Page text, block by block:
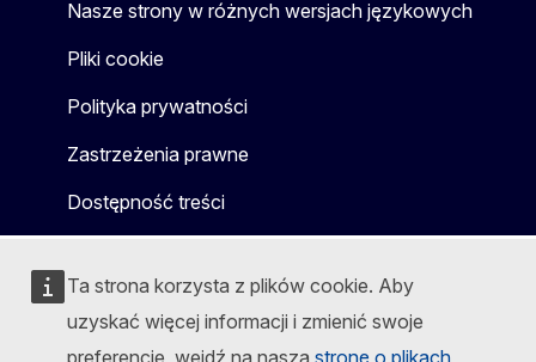
Ta strona korzysta z plików cookie. Aby
uzyskać więcej informacji i zmienić swoje
preferencje, wejdź na naszą stronę o plikach
Nasze strony w różnych wersjach językowych
Pliki cookie
Polityka prywatności
Zastrzeżenia prawne
Dostępność treści